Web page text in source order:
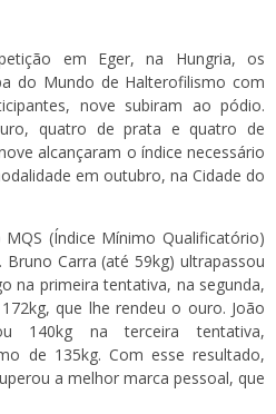
em Eger, na Hungria, os
do Mundo de Halterofilismo com
nove subiram ao pódio.
quatro de prata e quatro de
alcançaram o índice necessário
em outubro, na Cidade do
(Índice Mínimo Qualificatório)
Carra (até 59kg) ultrapassou
na primeira tentativa, na segunda,
que lhe rendeu o ouro. João
140kg na terceira tentativa,
de 135kg. Com esse resultado,
a melhor marca pessoal, que